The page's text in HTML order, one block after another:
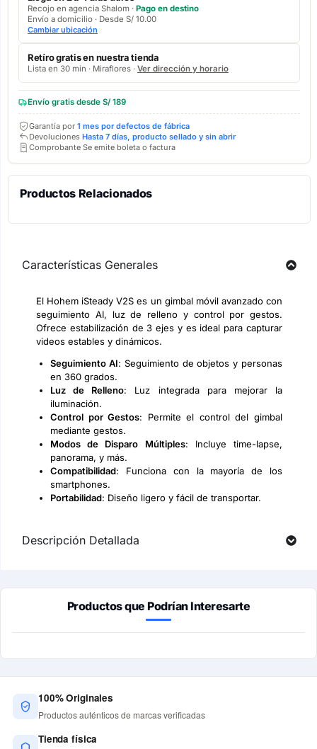
Recojo en agencia Shalom · Pago en destino
Envío a domicilio · Desde S/ 10.00
Cambiar ubicación
Retíro gratis en nuestra tienda
Lista en 30 min · Miraflores · Ver dirección y horario
Envío gratis desde S/ 189
Garantía por 1 mes por defectos de fábrica
Devoluciones Hasta 7 días, producto sellado y sin abrir
Comprobante Se emite boleta o factura
Productos Relacionados
Características Generales
El Hohem iSteady V2S es un gimbal móvil avanzado con
seguimiento AI, luz de relleno y control por gestos.
Ofrece estabilización de 3 ejes y es ideal para capturar
videos estables y dinámicos.
Seguimiento AI: Seguimiento de objetos y personas
en 360 grados.
Luz de Relleno: Luz integrada para mejorar la
iluminación.
Control por Gestos: Permite el control del gimbal
mediante gestos.
Modos de Disparo Múltiples: Incluye time-lapse,
panorama, y más.
Compatibilidad: Funciona con la mayoría de los
smartphones.
Portabilidad: Diseño ligero y fácil de transportar.
Descripción Detallada
Productos que Podrían Interesarte
100% Originales
Productos auténticos de marcas verificadas
Tienda física